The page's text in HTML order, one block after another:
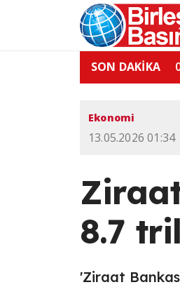
SON DAKİKA
Ekonomi
13.05.2026 01:34
8.7
'Ziraat